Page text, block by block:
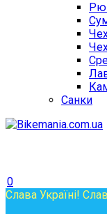
Санки
0
Слава Україні!